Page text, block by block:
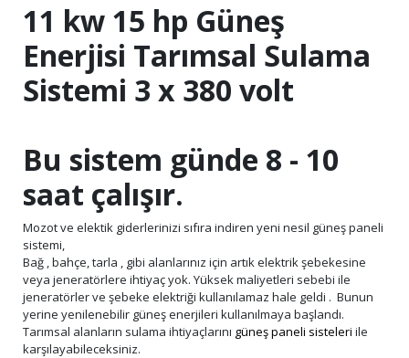
11 kw 15 hp Güneş
Enerjisi Tarımsal Sulama
Sistemi 3 x 380 volt
Bu sistem günde 8 - 10
saat çalışır.
Mozot ve elektik giderlerinizi sıfıra indiren yeni nesil güneş paneli
sistemi,
Bağ , bahçe, tarla , gibi alanlarınız için artık elektrik şebekesine
veya jeneratörlere ihtiyaç yok. Yüksek maliyetleri sebebi ile
jeneratörler ve şebeke elektriği kullanılamaz hale geldi . Bunun
yerine yenilenebilir güneş enerjileri kullanılmaya başlandı.
Tarımsal alanların sulama ihtiyaçlarını güneş paneli sisteleri ile
karşılayabileceksiniz.